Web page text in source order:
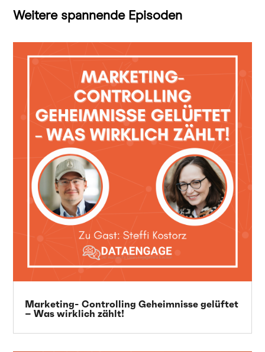
Weitere spannende Episoden
Marketing- Controlling Geheimnisse gelüftet
– Was wirklich zählt!